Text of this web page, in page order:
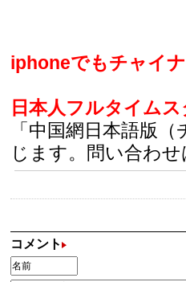
iphoneでもチャイナ
日本人フルタイム
「中国網日本語版
じます。問い合わ
コメント